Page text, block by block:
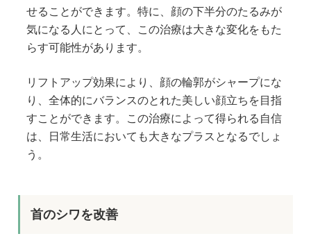
せることができます。特に、顔の下半分のたるみが
気になる人にとって、この治療は大きな変化をもた
らす可能性があります。
リフトアップ効果により、顔の輪郭がシャープにな
り、全体的にバランスのとれた美しい顔立ちを目指
すことができます。この治療によって得られる自信
は、日常生活においても大きなプラスとなるでしょ
う。
首のシワを改善